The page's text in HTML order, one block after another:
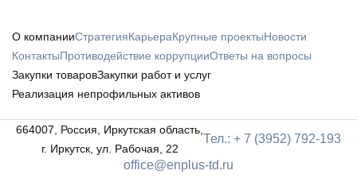
О компанииСтратегияКарьераКрупные проектыНовости
КонтактыПротиводействие коррупцииОтветы на вопросы
Закупки товаровЗакупки работ и услуг
Реализация непрофильных активов
664007, Россия, Иркутская область,
г. Иркутск, ул. Рабочая, 22
Тел.: + 7 (3952) 792-193
office@enplus-td.ru